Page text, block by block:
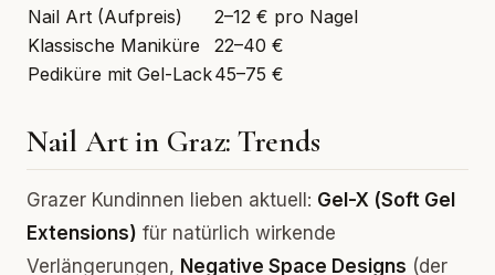
Nail Art (Aufpreis)
2–12 € pro Nagel
Klassische Maniküre
22–40 €
Pediküre mit Gel-Lack45–75 €
Nail Art in Graz: Trends
Grazer Kundinnen lieben aktuell: Gel-X (Soft Gel
Extensions) für natürlich wirkende
Verlängerungen, Negative Space Designs (der